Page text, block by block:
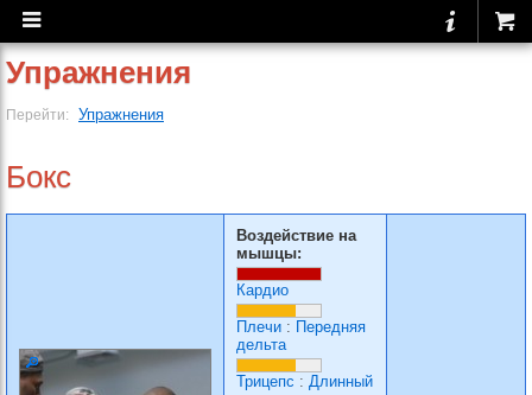
Упражнения
Перейти: Упражнения
Бокс
Воздействие на
мышцы:
Кардио
Плечи : Передняя
дельта
Трицепс : Длинный